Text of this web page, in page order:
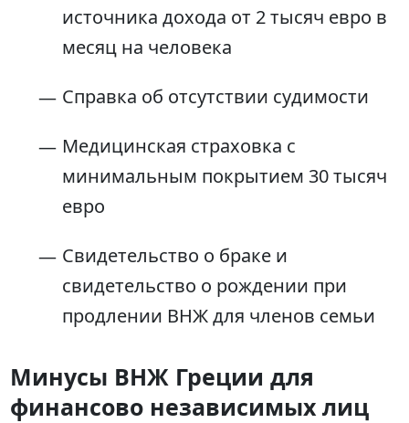
источника дохода от 2 тысяч евро в
месяц на человека
Справка об отсутствии судимости
Медицинская страховка с
минимальным покрытием 30 тысяч
евро
Свидетельство о браке и
свидетельство о рождении при
продлении ВНЖ для членов семьи
Минусы ВНЖ Греции для
финансово независимых лиц